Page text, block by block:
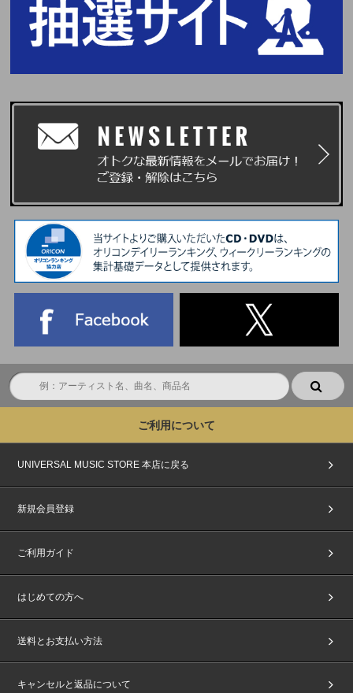
ご利用について
UNIVERSAL MUSIC STORE 本店に戻る
新規会員登録
ご利用ガイド
はじめての方へ
送料とお支払い方法
キャンセルと返品について